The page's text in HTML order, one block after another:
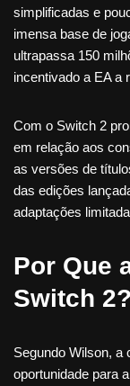
simplificadas e
imensa base de
ultrapassa 150
incentivado a EA a
Com o Switch 2
em relação aos
as versões de
das edições
adaptações
Por Que
Switch 2?
Segundo Wilson, a
oportunidade para